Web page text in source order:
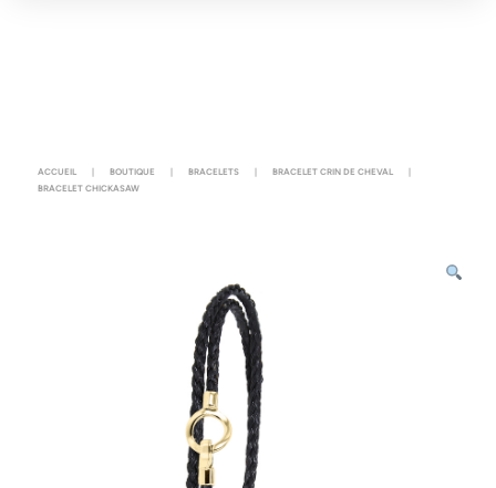
ACCUEIL | BOUTIQUE | BRACELETS | BRACELET CRIN DE CHEVAL
|
BRACELET CHICKASAW